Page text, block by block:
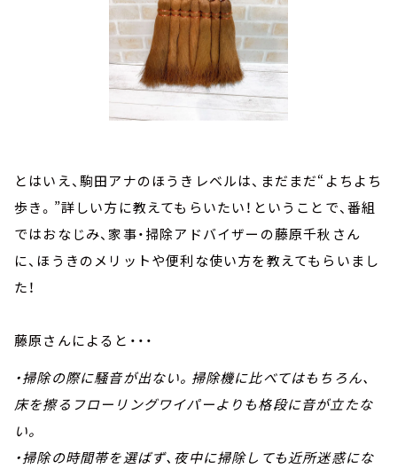
とはいえ、駒田アナのほうきレベルは、まだまだ“よちよち
歩き。”詳しい方に教えてもらいたい！ということで、番組
ではおなじみ、家事・掃除アドバイザーの藤原千秋さん
に、ほうきのメリットや便利な使い方を教えてもらいまし
た！
藤原さんによると・・・
・掃除の際に騒音が出ない。掃除機に比べてはもちろん、
床を擦るフローリングワイパーよりも格段に音が立たな
い。
・掃除の時間帯を選ばず、夜中に掃除しても近所迷惑にな